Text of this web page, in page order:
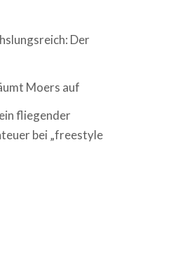
Der
Moers auf
fliegender
bei „freestyle